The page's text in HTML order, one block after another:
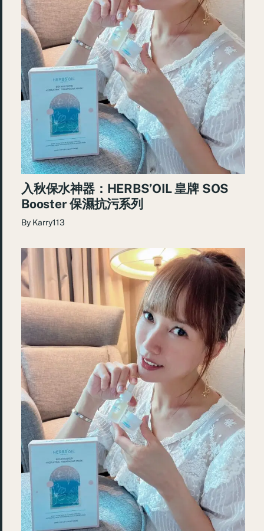
入秋保水神器：HERBS’OIL 皇牌 SOS
Booster 保濕抗污系列
By Karry113